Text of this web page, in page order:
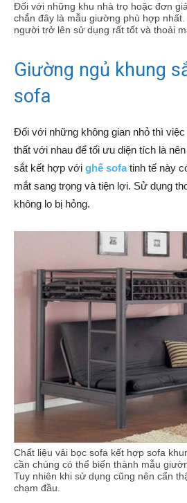
Đối với những khu nhà trọ hoặc đơn
chắn đây là mẫu giường phù hợp
người trở lên sử dụng rất tốt và thoải
Giường ngủ khung
sofa
Đối với những không gian nhỏ thì
thất với nhau để tối ưu diện tích là
sắt kết hợp với ghế sofatinh tế này
mắt sang trọng và tiện lợi. Sử dụng
không lo bị hỏng.
Chất liệu vải bọc sofa kết hợp sofa
cần chúng có thể biến thành mẫu
Tuy nhiên khi sử dụng cũng nên cẩn
chạm đầu.